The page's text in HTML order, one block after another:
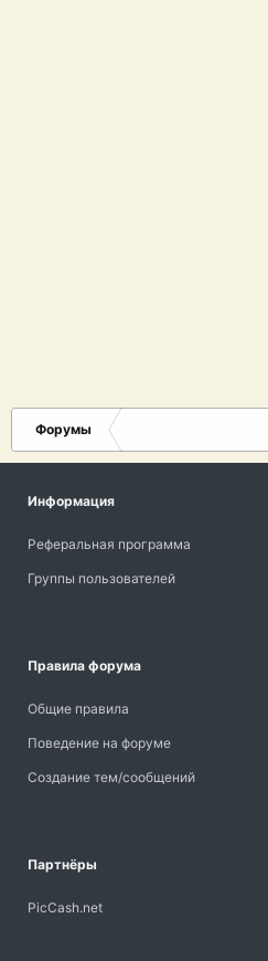
Форумы
Информация
Реферальная программа
Группы пользователей
Правила форума
Общие правила
Поведение на форуме
Создание тем/сообщений
Партнёры
PicCash.net